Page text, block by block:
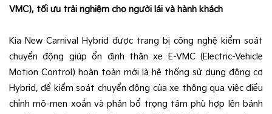
VMC), tối ưu trải nghiệm cho người lái và hành khách
Kia New Carnival Hybrid được trang bị công nghệ kiểm soát
chuyển động giúp ổn định thân xe E-VMC (Electric-Vehicle
Motion Control) hoàn toàn mới là hệ thống sử dụng động cơ
Hybrid, để kiểm soát chuyển động của xe thông qua việc điều
chỉnh mô-men xoắn và phân bổ trọng tâm phù hợp lên bánh